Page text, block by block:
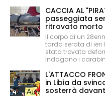
CACCIA AL
passeggiata
ritrovato morto
Il corpo di un
tarda serata di ieri
stata trovata
Indagano i
L'ATTACCO
in Libia da
sosterrà